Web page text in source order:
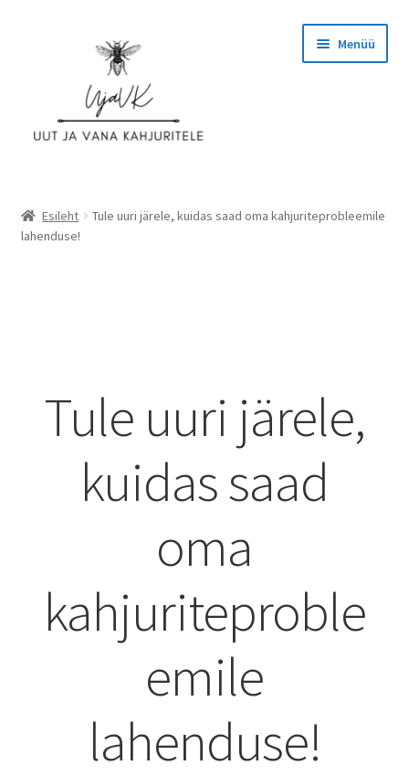
Menüü
Ettevõttest
KKK – korduma kippuvad küsimused
Pood
Tagastamise avaldus
Esileht
Tule uuri järele, kuidas saad oma kahjuriteprobleemile
lahenduse!
Tule uuri järele,
kuidas saad
oma
kahjuriteproble
emile
lahenduse!